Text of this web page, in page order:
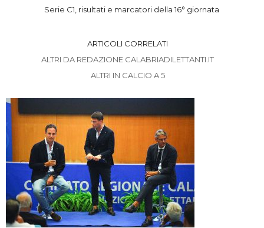
Serie C1, risultati e marcatori della 16° giornata
ARTICOLI CORRELATI
ALTRI DA REDAZIONE CALABRIADILETTANTI.IT
ALTRI IN CALCIO A 5